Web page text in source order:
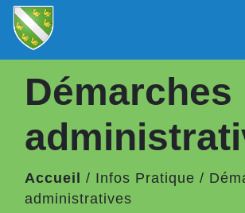
Démarches
Accueil / Infos Pratique /
administratives